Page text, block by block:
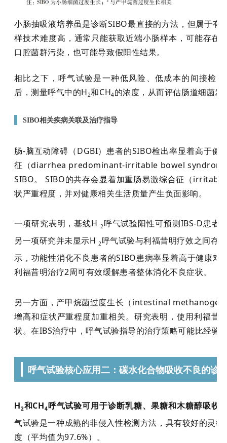
小肠抽吸液培养虽是诊断SIBO最直接的方法，但属于有
样技术难度高，通常只能获取近端小肠样本，可能存在
口腔菌群污染，也可能导致假阳性结果。
相比之下 ， 呼气试验是一种低风险、低成本的间接检
后，测量呼气中的H2和CH4的浓度，从而评估肠道细菌发
▌SIBO相关疾病关联及治疗指导
肠-脑互动障碍（DGBI）患者的SIBO检出率显着高于健
征（diarrhea predominant-irritable bowel
SIBO。 SIBO的共存会显着加重肠易激综合征（
状严重程度，并对健康相关生活质量产生负面影响。
一项研究表明，基线H 2呼气试验阳性可预测IBS-D患者
另一项研究并未显示H 2呼气试验与利福昔明疗效之间存
示，功能性消化不良患者的SIBO患病率显着高于健康对
利福昔明治疗2周可有效缓解患者整体消化不良症状。
另一方面，产甲烷菌过度生长（intestinal
增高和症状严重程度加重相关。研究表明，使用利福昔
状。在IBS治疗中，呼气试验指导的治疗策略可能比经验
呼气试验核心应用二：碳水化合物吸收不良的诊
H2和CH4呼气试验可用于诊断乳糖、果糖和木糖醇吸收
气试验是一种成熟的非侵入性检测方法，具有较好的灵
度（平均值为97.6%）。